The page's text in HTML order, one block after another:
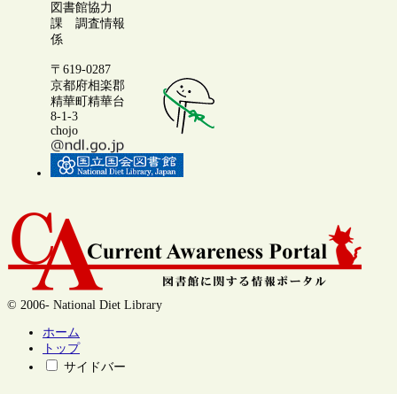
図書館協力
課 調査情報
係
〒619-0287
京都府相楽郡
精華町精華台
8-1-3
chojo
© 2006- National Diet Library
ホーム
トップ
サイドバー